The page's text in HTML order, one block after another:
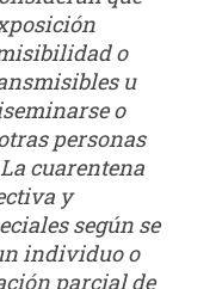
o
u
o
personas
cuarentena
y
según se
individuo o
parcial de